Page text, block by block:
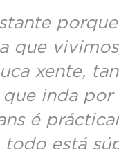
que
xente,
inda por
é
está